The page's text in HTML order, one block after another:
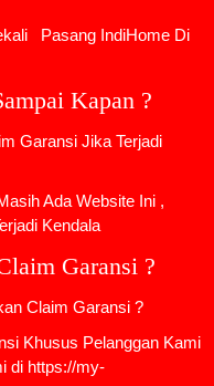
Pasang IndiHome Di
Kapan ?
Garansi Jika Terjadi
Ada Website Ini ,
Kendala
Garansi ?
Claim Garansi ?
Khusus Pelanggan Kami
di https://my-